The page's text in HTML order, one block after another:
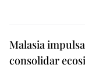
Malasia
consolidar